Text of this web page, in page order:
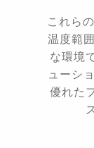
これら
温度範
な環境
ューシ
優れた